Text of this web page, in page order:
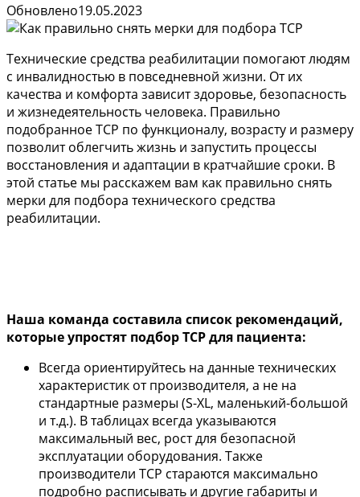
Обновлено19.05.2023
Технические средства реабилитации помогают людям
с инвалидностью в повседневной жизни. От их
качества и комфорта зависит здоровье, безопасность
и жизнедеятельность человека. Правильно
подобранное ТСР по функционалу, возрасту и размеру
позволит облегчить жизнь и запустить процессы
восстановления и адаптации в кратчайшие сроки. В
этой статье мы расскажем вам как правильно снять
мерки для подбора технического средства
реабилитации.
Наша команда составила список рекомендаций,
которые упростят подбор ТСР для пациента:
Всегда ориентируйтесь на данные технических
характеристик от производителя, а не на
стандартные размеры (S-XL, маленький-большой
и т.д.). В таблицах всегда указываются
максимальный вес, рост для безопасной
эксплуатации оборудования. Также
производители ТСР стараются максимально
подробно расписывать и другие габариты и